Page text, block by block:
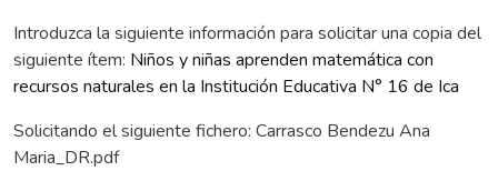
Introduzca la siguiente información para solicitar una copia del
siguiente ítem: Niños y niñas aprenden matemática con
recursos naturales en la Institución Educativa N° 16 de Ica
Solicitando el siguiente fichero: Carrasco Bendezu Ana
Maria_DR.pdf